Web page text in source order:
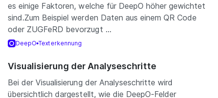
es einige Faktoren, welche für DeepO höher gewichtet
sind.Zum Beispiel werden Daten aus einem QR Code
oder ZUGFeRD bevorzugt ...
DeepO Texterkennung
Visualisierung der Analyseschritte
Bei der Visualisierung der Analyseschritte wird
übersichtlich dargestellt, wie die DeepO-Felder